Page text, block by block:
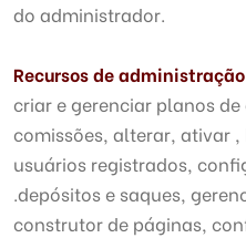
do administrador.
Recursos de administração
criar e gerenciar planos
comissões, alterar, ativar
usuários registrados,
.depósitos e saques,
construtor de páginas,